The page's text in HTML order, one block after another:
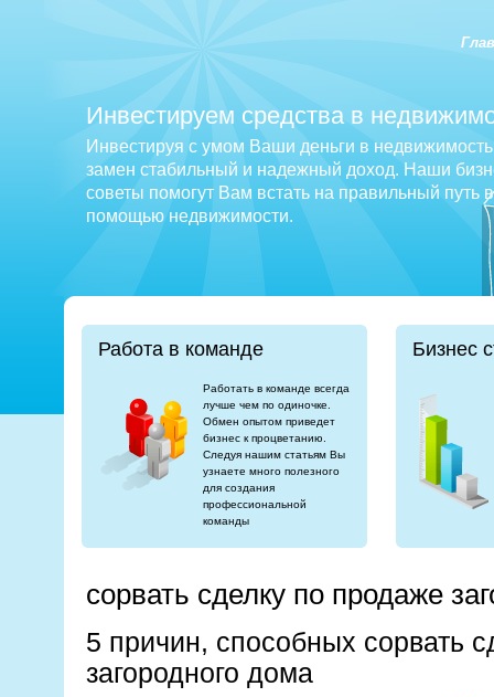
Инвестируем средства в
Инвестируя с умом Ваши деньги в
замен стабильный и надежный доход. Наши
советы помогут Вам встать на правильный путь
помощью недвижимости.
Работа в команде
Работать в команде всегда
лучше чем по одиночке.
Обмен опытом приведет
бизнес к процветанию.
Следуя нашим статьям Вы
узнаете много полезного
для создания
профессиональной
команды
Бизнес
сорвать сделку по продаже
5 причин, способных сорвать
загородного дома